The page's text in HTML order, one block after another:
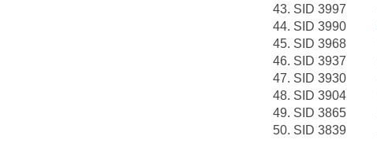
SID 3997
SID 3990
SID 3968
SID 3937
SID 3930
SID 3904
SID 3865
SID 3839